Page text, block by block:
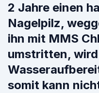
2 Jahre einen
Nagelpilz,
ihn mit MMS
umstritten,
somit kann